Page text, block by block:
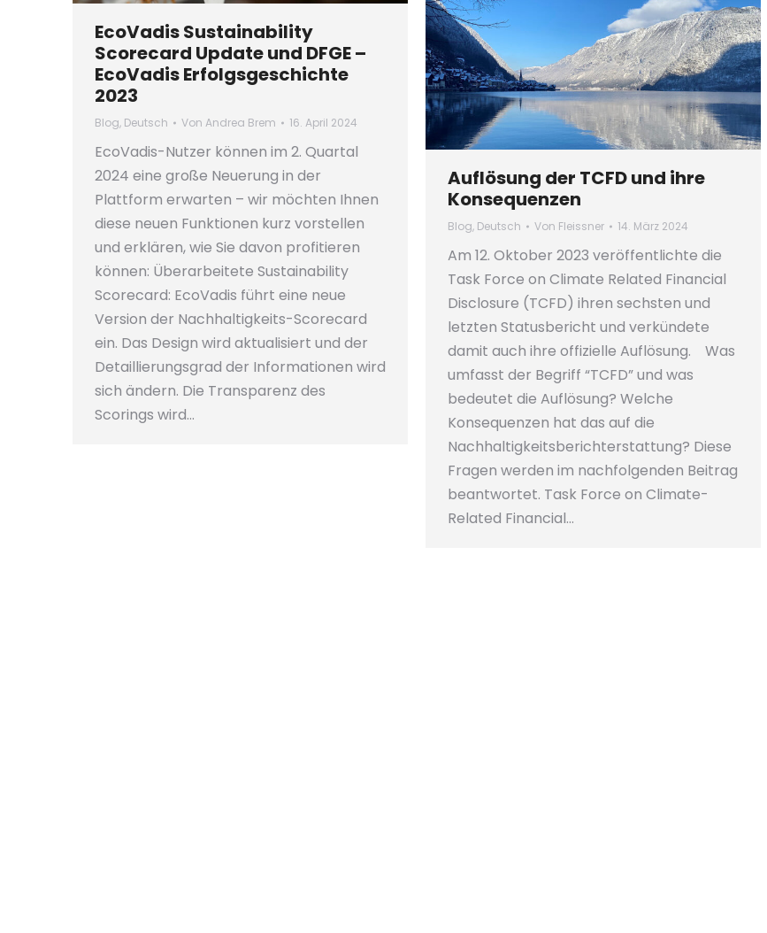
EcoVadis Sustainability
Scorecard Update und DFGE –
EcoVadis Erfolgsgeschichte
2023
Blog, Deutsch Von Andrea Brem 16. April 2024
EcoVadis-Nutzer können im 2. Quartal
2024 eine große Neuerung in der
Plattform erwarten – wir möchten Ihnen
diese neuen Funktionen kurz vorstellen
und erklären, wie Sie davon profitieren
können: Überarbeitete Sustainability
Scorecard: EcoVadis führt eine neue
Version der Nachhaltigkeits-Scorecard
ein. Das Design wird aktualisiert und der
Detaillierungsgrad der Informationen wird
sich ändern. Die Transparenz des
Scorings wird…
Auflösung der TCFD und ihre
Konsequenzen
Blog, Deutsch Von Fleissner 14. März 2024
Am 12. Oktober 2023 veröffentlichte die
Task Force on Climate Related Financial
Disclosure (TCFD) ihren sechsten und
letzten Statusbericht und verkündete
damit auch ihre offizielle Auflösung. Was
umfasst der Begriff “TCFD” und was
bedeutet die Auflösung? Welche
Konsequenzen hat das auf die
Nachhaltigkeitsberichterstattung? Diese
Fragen werden im nachfolgenden Beitrag
beantwortet. Task Force on Climate-
Related Financial…